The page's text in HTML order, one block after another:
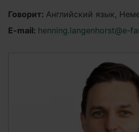
Говорит: Английский язык,
E-mail: henning.langenhorst@e-